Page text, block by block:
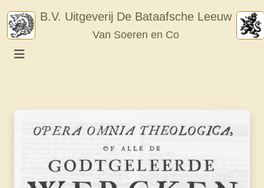
content
B.V. Uitgeverij De Bataafsche Leeuw
Van Soeren en Co